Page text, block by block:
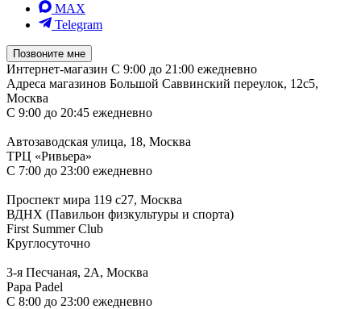
MAX
Telegram
Позвоните мне
Интернет-магазин С 9:00 до 21:00 ежедневно
Адреса магазинов Большой Саввинский переулок, 12с5,
Москва
С 9:00 до 20:45 ежедневно
Автозаводская улица, 18, Москва
ТРЦ «Ривьера»
С 7:00 до 23:00 ежедневно
Проспект мира 119 с27, Москва
ВДНХ (Павильон физкультуры и спорта)
First Summer Club
Круглосуточно
3-я Песчаная, 2А, Москва
Papa Padel
С 8:00 до 23:00 ежедневно